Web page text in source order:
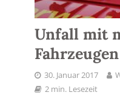
Unfall mit
30. Januar 2017
2 min. Lesezeit